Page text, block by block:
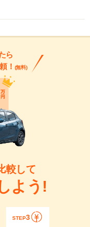
ら
！ (無料)
較して
よう!
STEP3